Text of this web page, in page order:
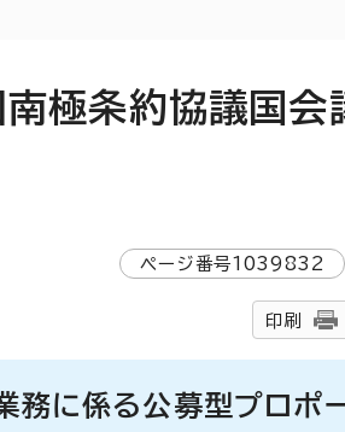
南極条約協議国
ページ番号1039832
印刷
務に係る公募型プロポ